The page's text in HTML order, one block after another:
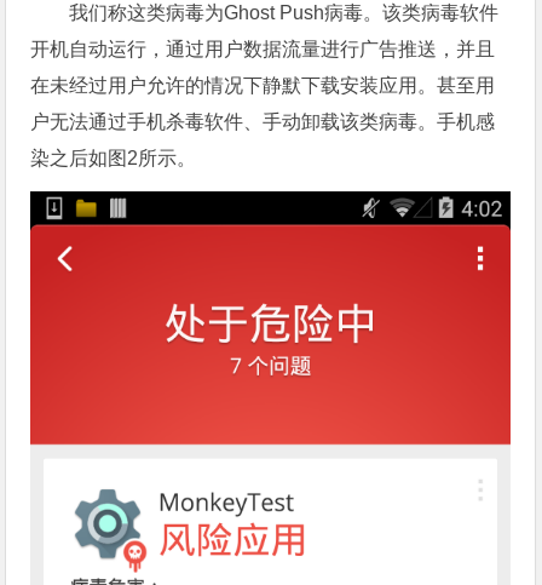
我们称这类病毒为Ghost Push病毒。该类病毒软件
开机自动运行，通过用户数据流量进行广告推送，并且
在未经过用户允许的情况下静默下载安装应用。甚至用
户无法通过手机杀毒软件、手动卸载该类病毒。手机感
染之后如图2所示。